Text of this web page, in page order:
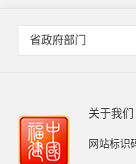
省政府部门
关于我们
网站标识